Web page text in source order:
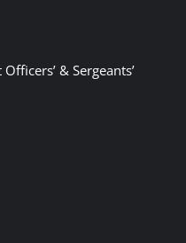
& Sergeants’